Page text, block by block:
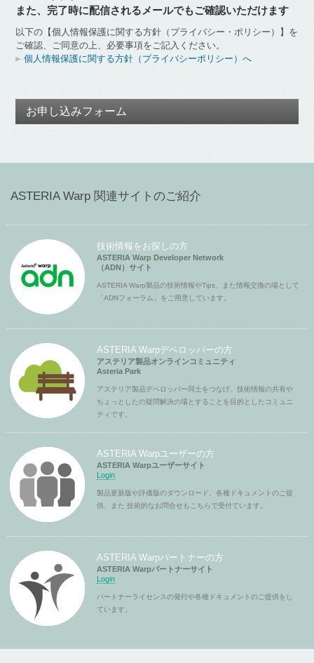
また、完了時に配信されるメールでもご確認いただけます
以下の【個人情報保護に関する方針（プライバシー・ポリシー）】を
ご確認、ご同意の上、必要事項をご記入ください。
個人情報保護に関する方針（プライバシーポリシー）へ
お申し込みフォーム
ASTERIA Warp 関連サイトのご紹介
技術情報をお探しの方
ASTERIA Warp Developer Network
（ADN）サイト
ASTERIA Warp製品の技術情報やTips、また情報交換の場として
「ADNフォーラム」をご用意しています。
ASTERIA Warpデベロッパーの方
アステリア製品オンラインコミュニティ
Asteria Park
アステリア製品デベロッパー同士をつなげ、技術情報の共有や
ちょっとしたの疑問解決の場とすることを目的としたコミュニ
ティです。
ASTERIA Warpユーザーの方
ASTERIA Warpユーザーサイト
Login
製品更新版や評価版のダウンロード、各種ドキュメントのご提
供、また 技術的なお問合せもこちらで受付ています。
ASTERIA Warpパートナーの方
ASTERIA Warpパートナーサイト
Login
パートナーライセンスの発行や各種ドキュメントのご提供をし
ています。